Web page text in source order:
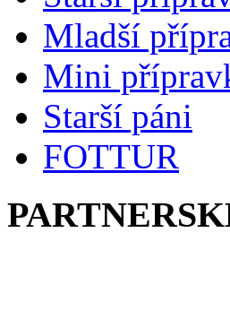
Mladší
Mini
Starší páni
FOTTUR